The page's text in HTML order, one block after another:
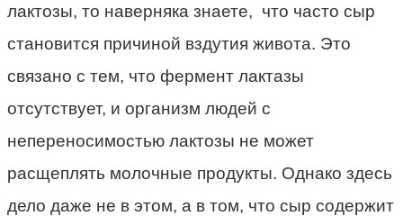
лактозы, то наверняка знаете, что часто сыр
становится причиной вздутия живота. Это
связано с тем, что фермент лактазы
отсутствует, и организм людей с
непереносимостью лактозы не может
расщеплять молочные продукты. Однако здесь
дело даже не в этом, а в том, что сыр содержит